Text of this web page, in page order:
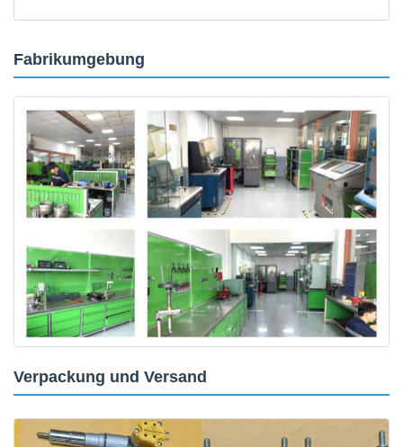
Fabrikumgebung
Verpackung und Versand